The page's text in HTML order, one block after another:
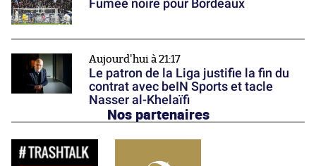
Fumée noire pour Bordeaux
Aujourd'hui à 21:17
Le patron de la Liga justifie la fin du
contrat avec beIN Sports et tacle
Nasser al-Khelaïfi
Nos partenaires